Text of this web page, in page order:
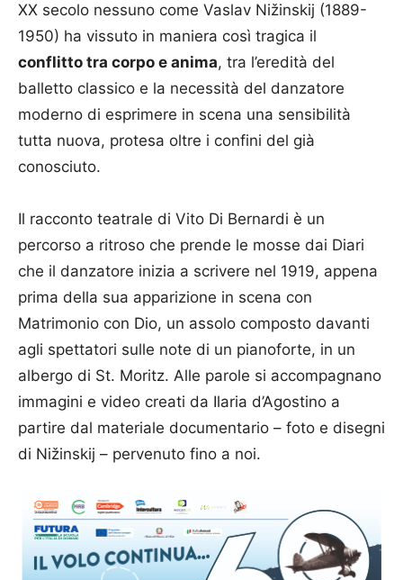
XX secolo nessuno come Vaslav Nižinskij (1889-
1950) ha vissuto in maniera così tragica il
conflitto tra corpo e anima, tra l’eredità del
balletto classico e la necessità del danzatore
moderno di esprimere in scena una sensibilità
tutta nuova, protesa oltre i confini del già
conosciuto.
Il racconto teatrale di Vito Di Bernardi è un
percorso a ritroso che prende le mosse dai Diari
che il danzatore inizia a scrivere nel 1919, appena
prima della sua apparizione in scena con
Matrimonio con Dio, un assolo composto davanti
agli spettatori sulle note di un pianoforte, in un
albergo di St. Moritz. Alle parole si accompagnano
immagini e video creati da Ilaria d’Agostino a
partire dal materiale documentario – foto e disegni
di Nižinskij – pervenuto fino a noi.